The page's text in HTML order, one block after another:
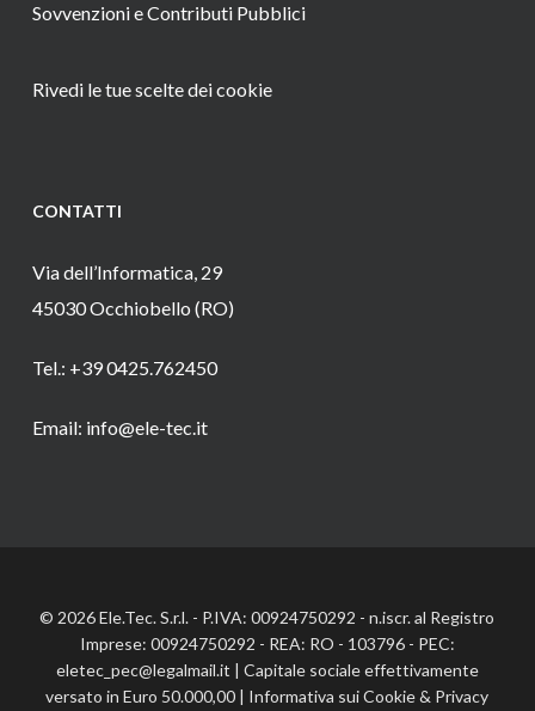
Sovvenzioni e Contributi Pubblici
Rivedi le tue scelte dei cookie
CONTATTI
Via dell’Informatica, 29
45030 Occhiobello (RO)
Tel.: +39 0425.762450
Email: info@ele-tec.it
© 2026 Ele.Tec. S.r.l. - P.IVA: 00924750292 - n.iscr. al Registro
Imprese: 00924750292 - REA: RO - 103796 - PEC:
eletec_pec@legalmail.it | Capitale sociale effettivamente
versato in Euro 50.000,00 | Informativa sui Cookie& Privacy